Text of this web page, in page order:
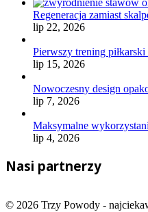
Regeneracja zamiast
lip 22, 2026
Pierwszy trening
lip 15, 2026
Nowoczesny design
lip 7, 2026
Maksymalne
lip 4, 2026
Nasi partnerzy
© 2026 Trzy Powody -